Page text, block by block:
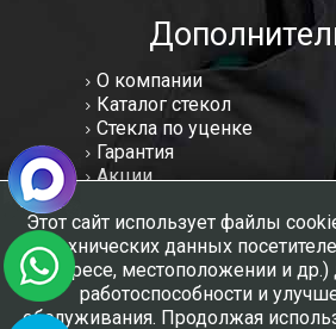
О компании
Каталог стекол
Стекла по уценке
Гарантия
Акции
Отзывы
Вакансии
Контакты
Мы в соцсетях:
Этот сайт использует файлы
технических данных
адресе, местоположении и др.)
работоспособности и
обслуживания. Продолжая